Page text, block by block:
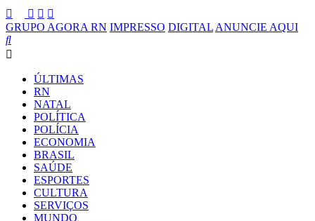
GRUPO AGORA RN IMPRESSO DIGITAL ANUNCIE AQUI
ÚLTIMAS
RN
NATAL
POLÍTICA
POLÍCIA
ECONOMIA
BRASIL
SAÚDE
ESPORTES
CULTURA
SERVIÇOS
MUNDO